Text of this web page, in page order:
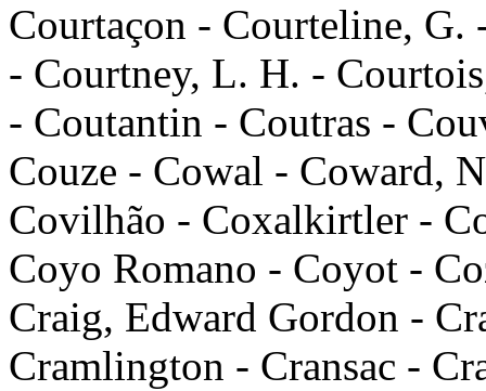
Courtaçon - Courteline, G.
- Courtney, L. H. -
- Coutantin - Coutras -
Couze - Cowal - Coward,
Covilhão - Coxalkirtler -
Coyo Romano - Coyot -
Craig, Edward Gordon -
Cramlington - Cransac -